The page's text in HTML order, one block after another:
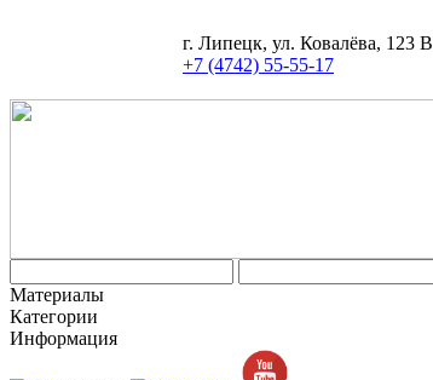
г. Липецк, ул. Ковалёва, 123 В
+7 (4742) 55-55-17
Материалы
Категории
Информация